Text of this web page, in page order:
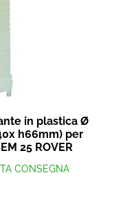
in plastica Ø
h66mm) per
25 ROVER
CONSEGNA